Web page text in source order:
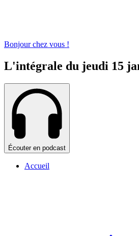
Bonjour chez vous !
L'intégrale du jeudi 15
Écouter en podcast
Accueil